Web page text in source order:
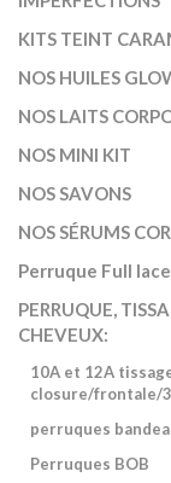
KITS TEINT
NOS HUILES
NOS LAITS
NOS MINI KIT
NOS SAVONS
NOS SÉRUMS
Perruque Full
PERRUQUE,
CHEVEUX:
10A et 12A
closure/frontale/
perruques
Perruques BOB